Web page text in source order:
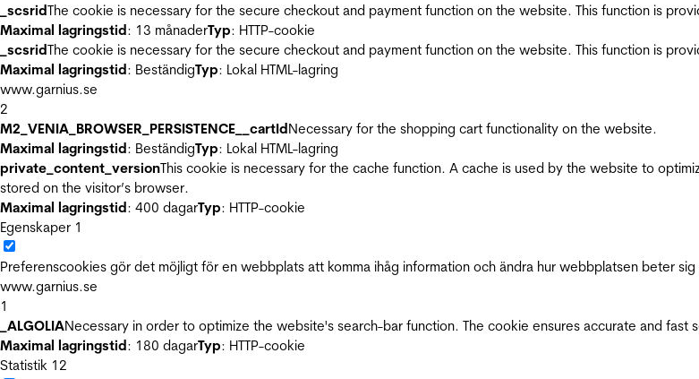
_scsridThe cookie is necessary for the secure checkout and payment function on the website. This function is
Maximal lagringstid: 13 månaderTyp: HTTP-cookie
_scsridThe cookie is necessary for the secure checkout and payment function on the website. This function is
Maximal lagringstid: BeständigTyp: Lokal HTML-lagring
www.garnius.se
2
M2_VENIA_BROWSER_PERSISTENCE__cartIdNecessary for the shopping cart functionality on the website.
Maximal lagringstid: BeständigTyp: Lokal HTML-lagring
private_content_versionThis cookie is necessary for the cache function. A cache is used by the website to
stored on the visitor’s browser.
Maximal lagringstid: 400 dagarTyp: HTTP-cookie
Egenskaper 1
Preferenscookies gör det möjligt för en webbplats att komma ihåg information och ändra hur webbplatsen beter
www.garnius.se
1
_ALGOLIANecessary in order to optimize the website's search-bar function. The cookie ensures accurate and fast
Maximal lagringstid: 180 dagarTyp: HTTP-cookie
Statistik 12